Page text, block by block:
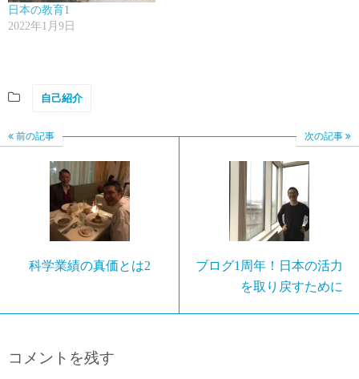
日本の教育1
2022年1月9日
自己紹介
前の記事
科学業績の真価とは2
次の記事
ブログ1周年！日本の活力
を取り戻すために
コメントを残す